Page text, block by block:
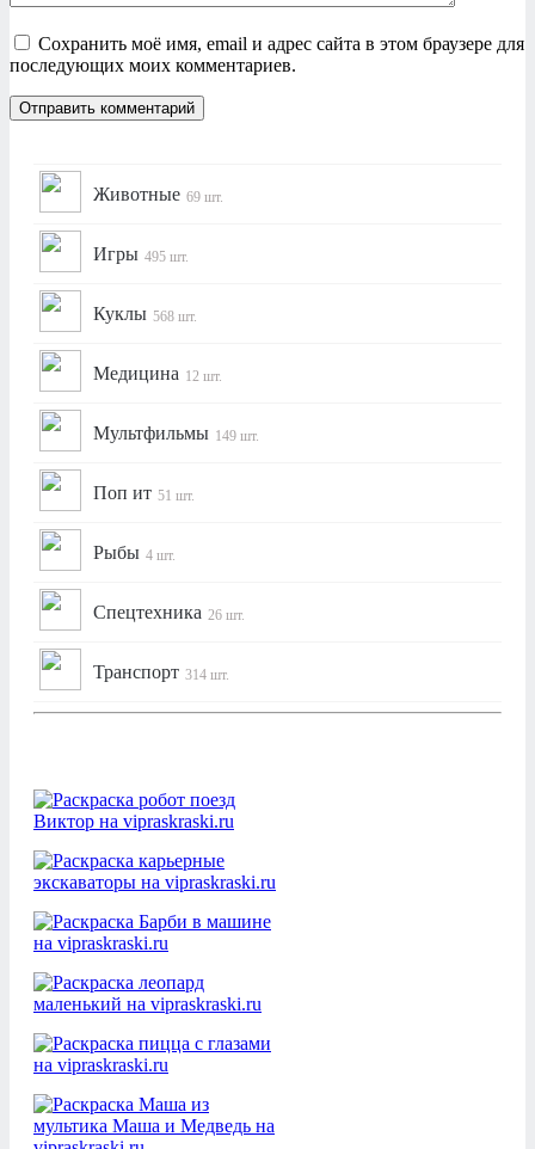
Сохранить моё имя, email и адрес сайта в этом браузере для
последующих моих комментариев.
Животные 69 шт.
Игры 495 шт.
Куклы 568 шт.
Медицина 12 шт.
Мультфильмы 149 шт.
Поп ит 51 шт.
Рыбы 4 шт.
Спецтехника 26 шт.
Транспорт 314 шт.